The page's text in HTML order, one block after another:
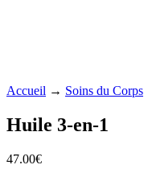
Accueil → Soins du Corps
Huile 3-en-1
47.00€